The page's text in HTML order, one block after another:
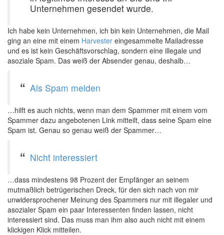
Unternehmen gesendet wurde.
Ich habe kein Unternehmen, ich bin kein Unternehmen, die Mail
ging an eine mit einem Harvester eingesammelte Mailadresse
und es ist kein Geschäftsvorschlag, sondern eine illegale und
asoziale Spam. Das weiß der Absender genau, deshalb…
Als Spam melden
…hilft es auch nichts, wenn man dem Spammer mit einem vom
Spammer dazu angebotenen Link mitteilt, dass seine Spam eine
Spam ist. Genau so genau weiß der Spammer…
Nicht interessiert
…dass mindestens 98 Prozent der Empfänger an seinem
mutmaßlich betrügerischen Dreck, für den sich nach von mir
unwidersprochener Meinung des Spammers nur mit illegaler und
asozialer Spam ein paar Interessenten finden lassen, nicht
interessiert sind. Das muss man ihm also auch nicht mit einem
klickigen Klick mitteilen.